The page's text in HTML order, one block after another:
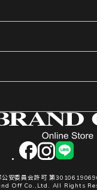
facebookinstagram
LINE
公安委員会許可 第
Off Co.,Ltd. All Rights